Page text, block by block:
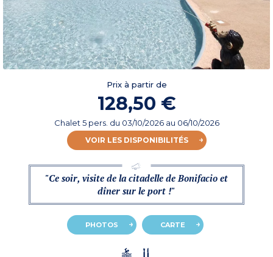
Prix à partir de
128,50 €
Chalet 5 pers. du 03/10/2026au 06/10/2026
VOIR LES DISPONIBILITÉS
"Ce soir, visite de la citadelle de Bonifacio et
dîner sur le port !"
PHOTOS CARTE